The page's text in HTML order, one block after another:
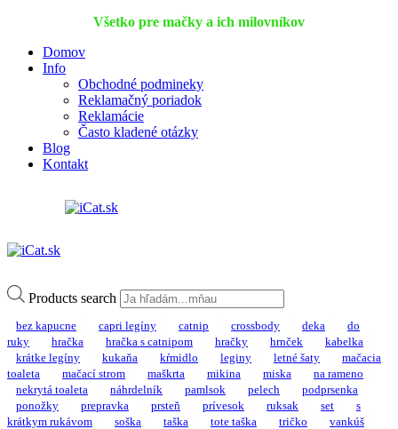
Všetko pre mačky a ich milovníkov
Domov
Info
Obchodné podmineky
Reklamačný poriadok
Reklamácie
Často kladené otázky
Blog
Kontakt
Products search
bez kapucne capri legíny catnip crossbody deka
do
ruky
hračka hračka s catnipom hračky hrnček
kabelka
krátke legíny
kukaňa kŕmidlo leginy letné šaty
mačacia
toaleta
mačací strom maškrta mikina miska
na rameno
nekrytá toaleta
náhrdelník pamlsok pelech
podprsenka
ponožky
prepravka prsteň prívesok ruksak set
s
krátkym rukávom
soška taška tote taška tričko
vankúš